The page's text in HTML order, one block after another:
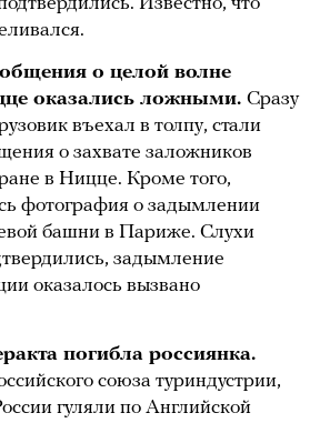
о целой волне
оказались ложными. Сразу
въехал в толпу, стали
о захвате заложников
в Ницце. Кроме того,
фотография о задымлении
башни в Париже. Слухи
задымление
оказалось вызвано
погибла россиянка.
союза туриндустрии,
гуляли по Английской